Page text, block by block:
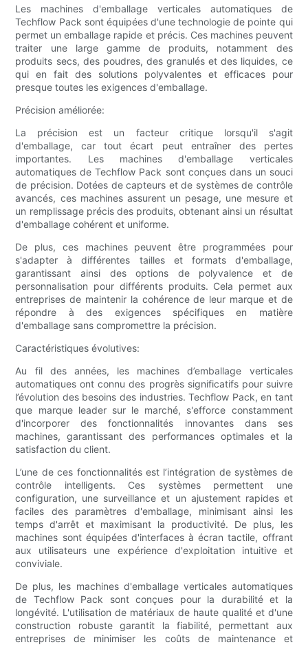
Les machines d'emballage verticales automatiques de
Techflow Pack sont équipées d'une technologie de pointe qui
permet un emballage rapide et précis. Ces machines peuvent
traiter une large gamme de produits, notamment des
produits secs, des poudres, des granulés et des liquides, ce
qui en fait des solutions polyvalentes et efficaces pour
presque toutes les exigences d'emballage.
Précision améliorée:
La précision est un facteur critique lorsqu'il s'agit
d'emballage, car tout écart peut entraîner des pertes
importantes. Les machines d'emballage verticales
automatiques de Techflow Pack sont conçues dans un souci
de précision. Dotées de capteurs et de systèmes de contrôle
avancés, ces machines assurent un pesage, une mesure et
un remplissage précis des produits, obtenant ainsi un résultat
d'emballage cohérent et uniforme.
De plus, ces machines peuvent être programmées pour
s'adapter à différentes tailles et formats d'emballage,
garantissant ainsi des options de polyvalence et de
personnalisation pour différents produits. Cela permet aux
entreprises de maintenir la cohérence de leur marque et de
répondre à des exigences spécifiques en matière
d'emballage sans compromettre la précision.
Caractéristiques évolutives:
Au fil des années, les machines d’emballage verticales
automatiques ont connu des progrès significatifs pour suivre
l’évolution des besoins des industries. Techflow Pack, en tant
que marque leader sur le marché, s'efforce constamment
d'incorporer des fonctionnalités innovantes dans ses
machines, garantissant des performances optimales et la
satisfaction du client.
L’une de ces fonctionnalités est l’intégration de systèmes de
contrôle intelligents. Ces systèmes permettent une
configuration, une surveillance et un ajustement rapides et
faciles des paramètres d'emballage, minimisant ainsi les
temps d'arrêt et maximisant la productivité. De plus, les
machines sont équipées d'interfaces à écran tactile, offrant
aux utilisateurs une expérience d'exploitation intuitive et
conviviale.
De plus, les machines d'emballage verticales automatiques
de Techflow Pack sont conçues pour la durabilité et la
longévité. L'utilisation de matériaux de haute qualité et d'une
construction robuste garantit la fiabilité, permettant aux
entreprises de minimiser les coûts de maintenance et